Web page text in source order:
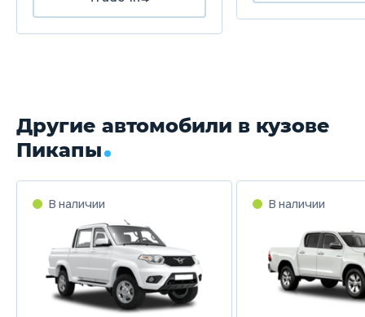
Другие автомобили в кузове
Пикапы